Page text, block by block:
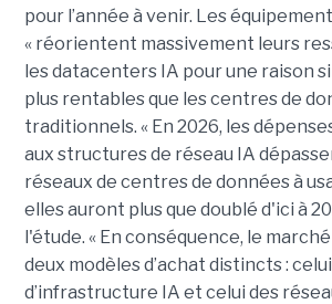
pour l’année à venir. Les
« réorientent massivement leurs
les datacenters IA pour une raison
plus rentables que les centres de
traditionnels. « En 2026, les
aux structures de réseau IA
réseaux de centres de données à
elles auront plus que doublé d'ici à
l'étude. « En conséquence, le
deux modèles d’achat distincts :
d’infrastructure IA et celui des